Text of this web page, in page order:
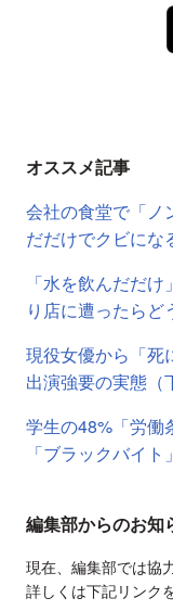
オススメ記事
会社の食堂で「ノ
だだけでクビにな
「水を飲んだだ
り店に遭ったらど
現役女優から「
出演強要の実態（
学生の48%「労働
「ブラックバイ
編集部からのお知
現在、編集部では協
詳しくは下記リンク